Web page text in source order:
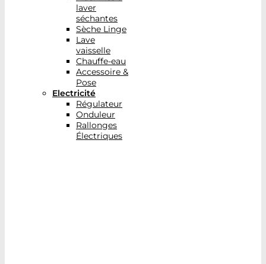
laver
séchantes
Sèche Linge
Lave
vaisselle
Chauffe-eau
Accessoire &
Pose
Electricité
Régulateur
Onduleur
Rallonges
Électriques